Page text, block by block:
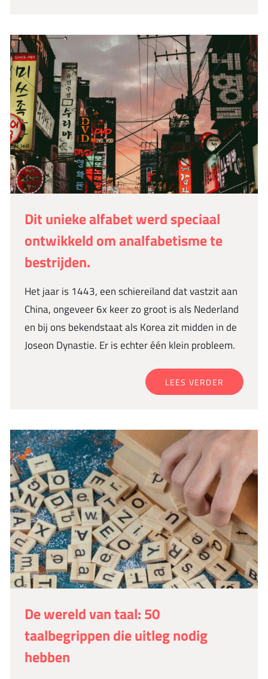
Dit unieke alfabet werd speciaal
ontwikkeld om analfabetisme te
bestrijden.
Het jaar is 1443, een schiereiland dat vastzit aan
China, ongeveer 6x keer zo groot is als Nederland
en bij ons bekendstaat als Korea zit midden in de
Joseon Dynastie. Er is echter één klein probleem.
LEES VERDER
De wereld van taal: 50
taalbegrippen die uitleg nodig
hebben